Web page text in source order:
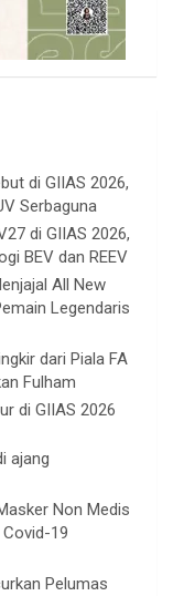
di GIIAS 2026,
Serbaguna
di GIIAS 2026,
BEV dan REEV
All New
Legendaris
dari Piala FA
Fulham
di GIIAS 2026
ajang
Non Medis
19
Pelumas